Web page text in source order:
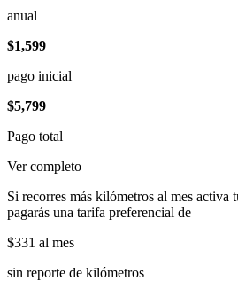
anual
$1,599
pago inicial
$5,799
Pago total
Ver completo
Si recorres más kilómetros al mes activa
pagarás una tarifa preferencial de
$331 al mes
sin reporte de kilómetros